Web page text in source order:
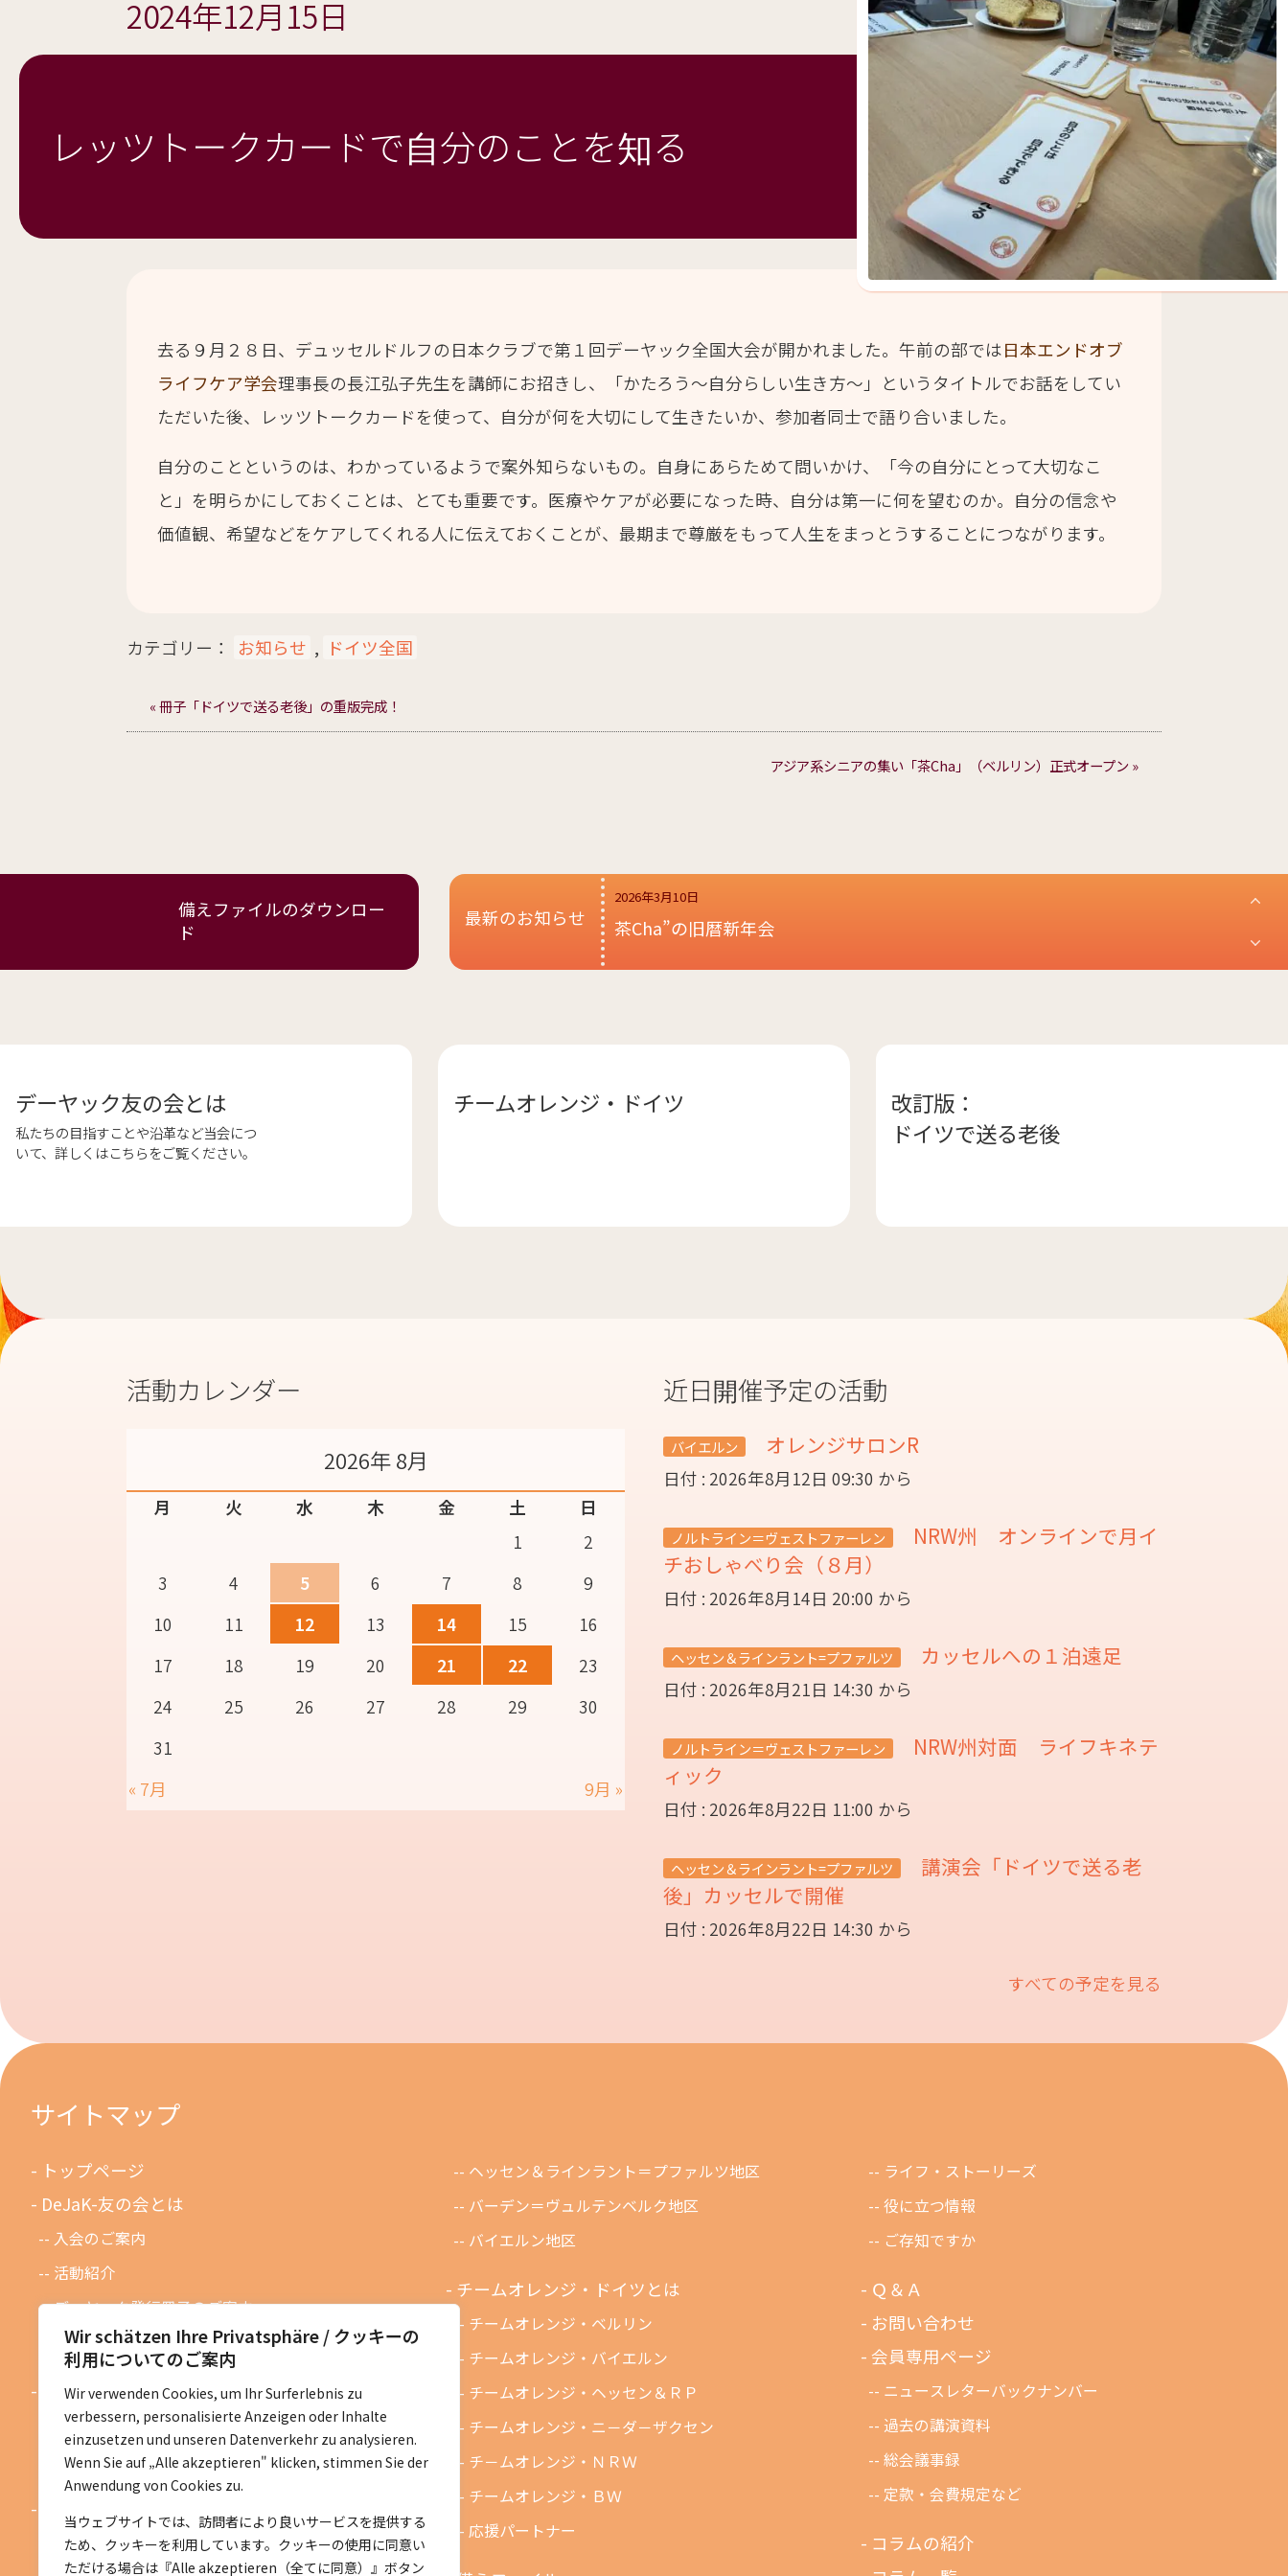
Wir schätzen Ihre Privatsphäre / クッキーの
利用についてのご案内
Wir verwenden Cookies, um Ihr Surferlebnis zu
verbessern, personalisierte Anzeigen oder Inhalte
einzusetzen und unseren Datenverkehr zu analysieren.
Wenn Sie auf „Alle akzeptieren" klicken, stimmen Sie der
Anwendung von Cookies zu.
当ウェブサイトでは、訪問者により良いサービスを提供する
ため、クッキーを利用しています。クッキーの使用に同意い
ただける場合は『Alle akzeptieren（全てに同意）』ボタン
2024年12月15日
レッツトークカードで自分のことを知る
去る９月２８日、デュッセルドルフの日本クラブで第１回デーヤック全国大会が開かれました。午前の部では日本エンドオブ
ライフケア学会理事長の長江弘子先生を講師にお招きし、「かたろう～自分らしい生き方～」というタイトルでお話をしてい
ただいた後、レッツトークカードを使って、自分が何を大切にして生きたいか、参加者同士で語り合いました。
自分のことというのは、わかっているようで案外知らないもの。自身にあらためて問いかけ、「今の自分にとって大切なこ
と」を明らかにしておくことは、とても重要です。医療やケアが必要になった時、自分は第一に何を望むのか。自分の信念や
価値観、希望などをケアしてくれる人に伝えておくことが、最期まで尊厳をもって人生をまっとうすることにつながります。
カテゴリー： お知らせ , ドイツ全国
« 冊子「ドイツで送る老後」の重版完成！
アジア系シニアの集い「茶Cha」（ベルリン）正式オープン »
備えファイルのダウンロー
ド
最新のお知らせ
2026年3月10日
茶Cha”の旧暦新年会
デーヤック友の会とは
私たちの目指すことや沿革など当会につ
いて、詳しくはこちらをご覧ください。
チームオレンジ・ ドイツ
改訂版：
ドイツで送る老後
活動カレンダー
2026年 8月
月 火 水 木 金 土
日
1
2
3
4 5 6 7 8
9
10
11 12 13 14 15
16
17
18 19 20 21 22
23
24
25 26 27 28 29
30
31
« 7月
9月 »
近日開催予定の活動
バイエルン オレンジサロンR
日付 : 2026年8月12日 09:30 から
ノルトライン＝ヴェストファーレン
NRW州 オンラインで月イ
チおしゃべり会（８月）
日付 : 2026年8月14日 20:00 から
ヘッセン＆ラインラント=プファルツ カッセルへの１泊遠足
日付 : 2026年8月21日 14:30 から
ノルトライン＝ヴェストファーレン
NRW州対面 ライフキネテ
ィック
日付 : 2026年8月22日 11:00 から
ヘッセン＆ラインラント=プファルツ
講演会「ドイツで送る老
後」カッセルで開催
日付 : 2026年8月22日 14:30 から
すべての予定を見る
サイトマップ
トップページ
DeJaK-友の会とは
入会のご案内
活動紹介
デーヤック発行冊子のご案内
DeJaK友の会設立１０周年記念
お知らせ
お知らせ一覧
活動予定一覧
ベルリン地区
ヘッセン＆ラインラント＝プファルツ地区
バーデン＝ヴュルテンベルク地区
バイエルン地区
チームオレンジ・ドイツとは
チームオレンジ・ベルリン
チームオレンジ・バイエルン
チームオレンジ・ヘッセン＆ＲＰ
チームオレンジ・ニ－ダ－ザクセン
チ－ムオレンジ・ＮＲＷ
チームオレンジ・ＢＷ
応援パートナー
ライフ・ストーリーズ
役に立つ情報
ご存知ですか
Ｑ＆Ａ
お問い合わせ
会員専用ページ
ニュースレターバックナンバー
過去の講演資料
総会議事録
定款・会費規定など
コラムの紹介